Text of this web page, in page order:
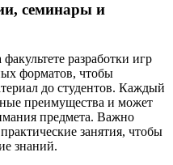
семинары и
разработки игр
форматов, чтобы
до студентов. Каждый
преимущества и может
предмета. Важно
занятия, чтобы
знаний.